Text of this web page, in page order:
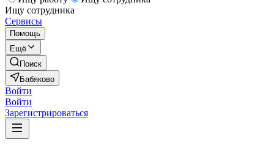
Ищу сотрудника
Сервисы
Помощь
Ещё
Поиск
Бабяково
Войти
Войти
Зарегистрироваться